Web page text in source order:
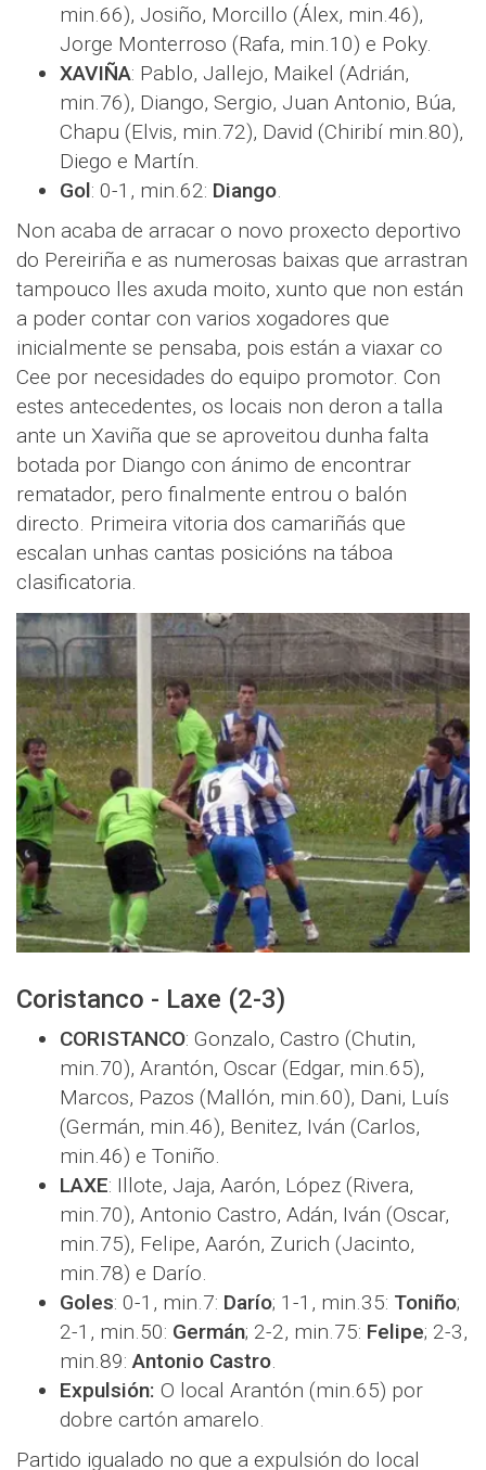
min.66), Josiño, Morcillo (Álex, min.46),
Jorge Monterroso (Rafa, min.10) e Poky.
XAVIÑA: Pablo, Jallejo, Maikel (Adrián,
min.76), Diango, Sergio, Juan Antonio, Búa,
Chapu (Elvis, min.72), David (Chiribí min.80),
Diego e Martín.
Gol: 0-1, min.62: Diango.
Non acaba de arracar o novo proxecto deportivo
do Pereiriña e as numerosas baixas que arrastran
tampouco lles axuda moito, xunto que non están
a poder contar con varios xogadores que
inicialmente se pensaba, pois están a viaxar co
Cee por necesidades do equipo promotor. Con
estes antecedentes, os locais non deron a talla
ante un Xaviña que se aproveitou dunha falta
botada por Diango con ánimo de encontrar
rematador, pero finalmente entrou o balón
directo. Primeira vitoria dos camariñás que
escalan unhas cantas posicións na táboa
clasificatoria.
Coristanco - Laxe (2-3)
CORISTANCO: Gonzalo, Castro (Chutin,
min.70), Arantón, Oscar (Edgar, min.65),
Marcos, Pazos (Mallón, min.60), Dani, Luís
(Germán, min.46), Benitez, Iván (Carlos,
min.46) e Toniño.
LAXE: Illote, Jaja, Aarón, López (Rivera,
min.70), Antonio Castro, Adán, Iván (Oscar,
min.75), Felipe, Aarón, Zurich (Jacinto,
min.78) e Darío.
Goles: 0-1, min.7: Darío; 1-1, min.35: Toniño;
2-1, min.50: Germán; 2-2, min.75: Felipe; 2-3,
min.89:Antonio Castro.
Expulsión: O local Arantón (min.65) por
dobre cartón amarelo.
Partido igualado no que a expulsión do local